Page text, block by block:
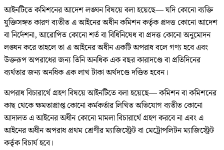
আইনটিতে কমিশনের আদেশ লঙ্ঘন বিষয়ে বলা হয়েছে— যদি কোনো ব্যক্তি
যুক্তিসঙ্গত কারণ ব্যতীত এ আইনের অধীন কমিশন কর্তৃক প্রদত্ত কোনো আদেশ
বা নির্দেশনা, আরোপিত কোনো শর্ত বা বিধিনিষেধ বা প্রদত্ত কোনো অনুমোদন
লঙ্ঘন করে তাহলে তা এ আইনের অধীন একটি অপরাধ বলে গণ্য হবে এবং
উক্তরূপ অপরাধের জন্য তিনি অনধিক এক বছর কারাদণ্ডে বা প্রতিদিনের
ব্যর্থতার জন্য অনধিক এক লাখ টাকা অর্থদণ্ডে দণ্ডিত হবেন।
অপরাধ বিচারার্থে গ্রহণ বিষয়ে আইনটিতে বলা হয়েছে— কমিশন বা কমিশনের
কাছ থেকে ক্ষমতাপ্রাপ্ত কোনো কর্মকর্তার লিখিত অভিযোগ ব্যতীত কোনো
আদালত এ আইনের অধীন কোনো মামলা বিচারার্থে গ্রহণ করবে না এবং এ
আইনের অধীন অপরাধ প্রথম শ্রেণীর ম্যাজিস্ট্রেট বা মেট্রোপলিটন ম্যাজিস্ট্রেট
কর্তৃক বিচার্য হবে।